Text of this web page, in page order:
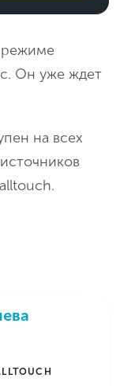
режиме
Он уже ждет
на всех